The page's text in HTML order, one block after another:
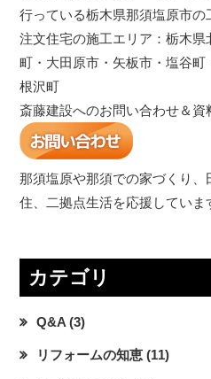
行っている栃木県那須塩原市の
注文住宅の施工エリア：栃木
町・大田原市・矢板市・塩谷
根沢町
斎藤建設へのお問い合わせ＆資
那須塩原や那須での家づくり
住、二拠点生活を応援していま
カテゴリ
Q&A (3)
リフォームの知恵 (11)